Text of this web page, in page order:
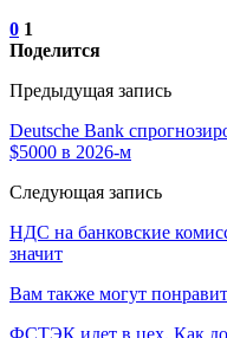
0 1
Поделится
Предыдущая запись
Deutsche Bank
$5000 в 2026-м
Следующая запись
НДС на банковские
значит
Вам также могут
ФСТЭК идет в цех. Как